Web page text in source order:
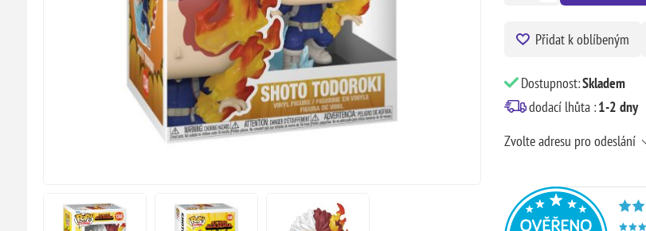
Přidat k oblíbeným
Dostupnost:Skladem
dodací lhůta :1-2 dny
Zvolte adresu pro odeslání